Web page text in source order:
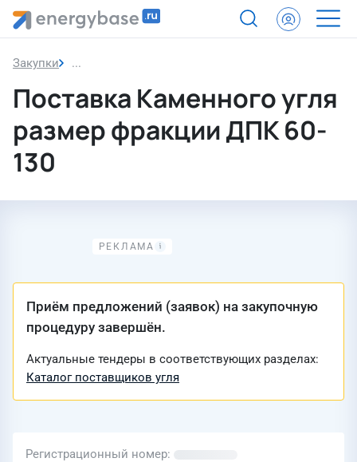
Закупки Закупка
Поставка Каменного угля
размер фракции ДПК 60-
130
Приём предложений (заявок) на закупочную
процедуру завершён.
Актуальные тендеры в соответствующих разделах:
Каталог поставщиков угля
Регистрационный номер